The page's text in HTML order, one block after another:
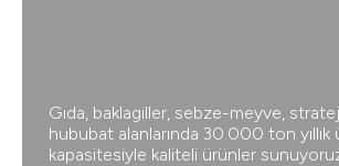
Gıda, baklagiller, sebze-meyve,
hububat alanlarında 30.000 ton yıllık
kapasitesiyle kaliteli ürünler